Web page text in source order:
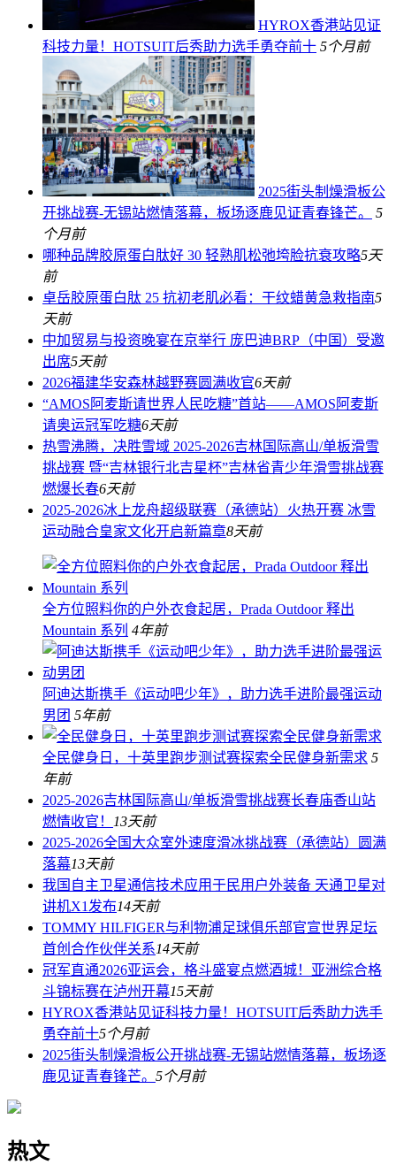
HYROX香港站见证
科技力量！HOTSUIT后秀助力选手勇夺前十 5个月前
2025街头制燥滑板公
开挑战赛-无锡站燃情落幕，板场逐鹿见证青春锋芒。
5
个月前
哪种品牌胶原蛋白肽好 30 轻熟肌松弛垮脸抗衰攻略5天
前
卓岳胶原蛋白肽 25 抗初老肌必看：干纹蜡黄急救指南5
天前
中加贸易与投资晚宴在京举行 庞巴迪BRP（中国）受邀
出席5天前
2026福建华安森林越野赛圆满收官6天前
“AMOS阿麦斯请世界人民吃糖”首站——AMOS阿麦斯
请奥运冠军吃糖6天前
热雪沸腾，决胜雪域 2025-2026吉林国际高山/单板滑雪
挑战赛 暨“吉林银行北吉星杯”吉林省青少年滑雪挑战赛
燃爆长春6天前
2025-2026冰上龙舟超级联赛（承德站）火热开赛 冰雪
运动融合皇家文化开启新篇章8天前
全方位照料你的户外衣食起居，Prada Outdoor 释出
Mountain 系列 4年前
阿迪达斯携手《运动吧少年》，助力选手进阶最强运动
男团 5年前
全民健身日，十英里跑步测试赛探索全民健身新需求 5
年前
2025-2026吉林国际高山/单板滑雪挑战赛长春庙香山站
燃情收官！
13天前
2025-2026全国大众室外速度滑冰挑战赛（承德站）圆满
落幕13天前
我国自主卫星通信技术应用于民用户外装备 天通卫星对
讲机X1发布14天前
TOMMY HILFIGER与利物浦足球俱乐部官宣世界足坛
首创合作伙伴关系14天前
冠军直通2026亚运会，格斗盛宴点燃酒城！亚洲综合格
斗锦标赛在泸州开幕15天前
HYROX香港站见证科技力量！HOTSUIT后秀助力选手
勇夺前十5个月前
2025街头制燥滑板公开挑战赛-无锡站燃情落幕，板场逐
鹿见证青春锋芒。 5个月前
热文